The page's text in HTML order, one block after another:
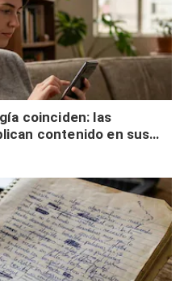
coinciden: las
contenido en sus
buscar validación